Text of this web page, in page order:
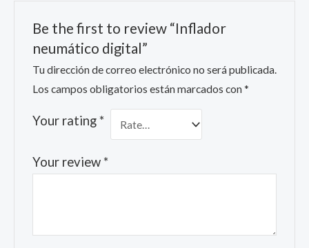
Be the first to review “Inflador
neumático digital”
Tu dirección de correo electrónico no será publicada.
Los campos obligatorios están marcados con *
Your rating*
Your review*